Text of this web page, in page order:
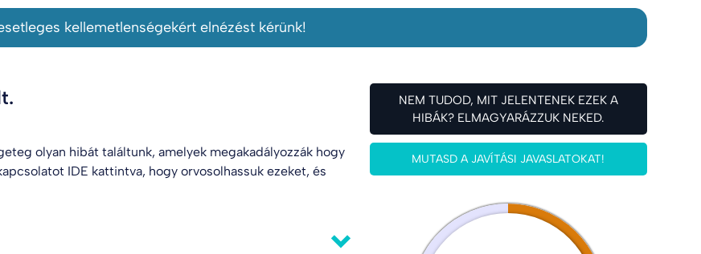
kellemetlenségekért elnézést kérünk!
olyan hibát találtunk, amelyek megakadályozzák hogy
IDE kattintva, hogy orvosolhassuk ezeket, és
NEM TUDOD, MIT JELENTENEK EZEK A
HIBÁK? ELMAGYARÁZZUK NEKED.
MUTASD A JAVÍTÁSI JAVASLATOKAT!